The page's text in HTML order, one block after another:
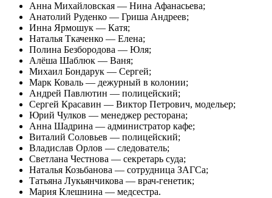
Анна Михайловская — Нина Афанасьева;
Анатолий Руденко — Гриша Андреев;
Инна Ярмошук — Катя;
Наталья Ткаченко — Елена;
Полина Безбородова — Юля;
Алёша Шаблюк — Ваня;
Михаил Бондарук — Сергей;
Марк Коваль — дежурный в колонии;
Андрей Павлютин — полицейский;
Сергей Красавин — Виктор Петрович, модельер;
Юрий Чулков — менеджер ресторана;
Анна Шадрина — администратор кафе;
Виталий Соловьев — полицейский;
Владислав Орлов — следователь;
Светлана Честнова — секретарь суда;
Наталья Козьбанова — сотрудница ЗАГСа;
Татьяна Лукьянчикова — врач-генетик;
Мария Клешнина — медсестра.